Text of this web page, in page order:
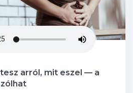
arról, mit eszel — a